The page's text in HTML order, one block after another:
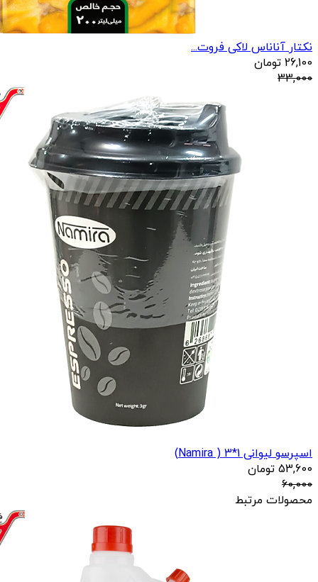
نکتار آناناس لاکی فروت...
26,100 تومان
33,000
اسپرسو لیوانی 1*3 ( Namira)
53,600 تومان
60,000
محصولات مرتبط